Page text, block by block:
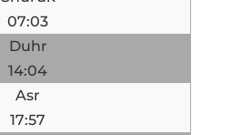
07:03
Duhr
14:04
Asr
17:57